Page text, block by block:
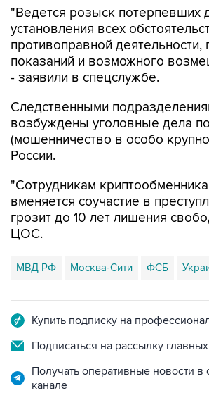
"Ведется розыск потерпевших
установления всех
противоправной деятельности,
показаний и возможного
- заявили в спецслужбе.
Следственными
возбуждены уголовные дела по
(мошенничество в особо
России.
"Сотрудникам
вменяется соучастие в
грозит до 10 лет лишения
ЦОС.
МВД РФ Москва-Сити ФСБ
Купить подписку на
Подписаться на рассылку
Получать оперативные новости
канале